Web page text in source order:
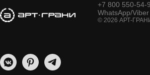
+7 800 550-54-
WhatsApp/
© 2026 АРТ-